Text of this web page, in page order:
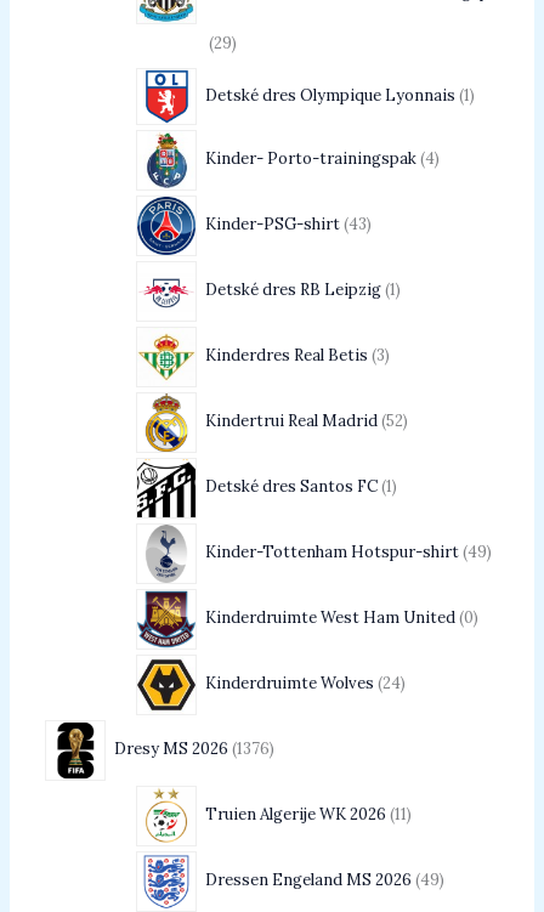
29
Detské dres Olympique Lyonnais 1
Kinder- Porto-trainingspak 4
Kinder-PSG-shirt 43
Detské dres RB Leipzig 1
Kinderdres Real Betis 3
Kindertrui Real Madrid 52
Detské dres Santos FC 1
Kinder-Tottenham Hotspur-shirt 49
Kinderdruimte West Ham United 0
Kinderdruimte Wolves 24
Dresy MS 2026 1376
Truien Algerije WK 2026 11
Dressen Engeland MS 2026 49